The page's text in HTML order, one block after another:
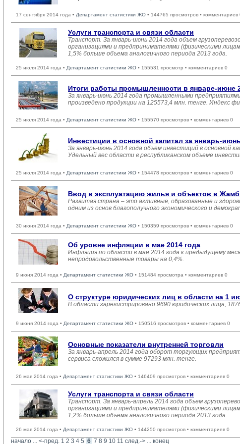
17 сентября 2014 года • Департамент статистики ЖО • 144765 просмотров • комментариев
Услуги транспорта и связи области
Транспорт. За январь-июнь 2014 года объем
организациями и предпринимателями (физическими
1,5% больше объема аналогичного периода 2013 года.
25 июля 2014 года • Департамент статистики ЖО • 155531 просмотр • комментариев 0
Итоги работы промышленности в январе-июне
За январь-июнь 2014 года промышленными
произведено продукции на 125573,4 млн. тенге. Индекс
25 июля 2014 года • Департамент статистики ЖО • 155570 просмотров • комментариев 0
Инвестиции в основной капитал за январь-
За январь-июнь 2014 года объем инвестиций в основной
Удельный вес области в республиканском объеме
25 июля 2014 года • Департамент статистики ЖО • 154478 просмотров • комментариев 0
Ввод в эксплуатацию жилья и объектов в
Развитая страна – это активные, образованные и
одним из основ благополучного экономического и
30 июня 2014 года • Департамент статистики ЖО • 150359 просмотров • комментариев 0
Об уровне инфляции в мае 2014 года
Инфляция по области в мае 2014 года к предыдущему
непродовольственные товары на 0,4%.
9 июня 2014 года • Департамент статистики ЖО • 151484 просмотра • комментариев 0
О структуре юридических лиц в области на 1
В области зарегистрировано 9690 юридических лица,
9 июня 2014 года • Департамент статистики ЖО • 150516 просмотров • комментариев 0
Основные показатели внутренней торговли
За январь-апрель 2014 года оборот торгующих
сервиса сложился в сумме 97293 млн. тенге.
26 мая 2014 года • Департамент статистики ЖО • 146409 просмотров • комментариев 0
Услуги транспорта и связи области
Транспорт. За январь-апрель 2014 года объем
организациями и предпринимателями (физическими
1,2% больше объема аналогичного периода 2013 года.
26 мая 2014 года • Департамент статистики ЖО • 144250 просмотров • комментариев 0
начало ... <-пред. 1 2 3 4 5 6 7 8 9 10 11 след.-> ... конец